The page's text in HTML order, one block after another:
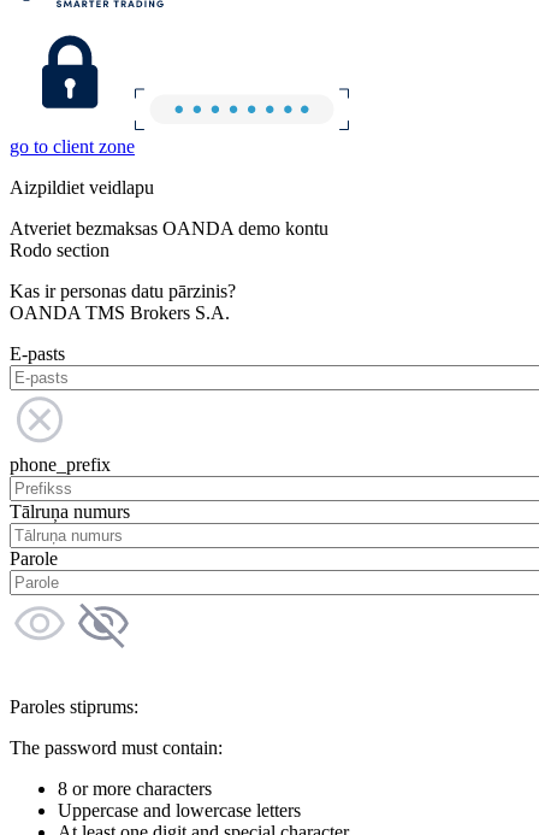
go to client zone
Aizpildiet veidlapu
Atveriet bezmaksas OANDA demo kontu
Rodo section
Kas ir personas datu pārzinis?
OANDA TMS Brokers S.A.
E-pasts
phone_prefix
Tālruņa numurs
Parole
Paroles stiprums:
The password must contain:
8 or more characters
Uppercase and lowercase letters